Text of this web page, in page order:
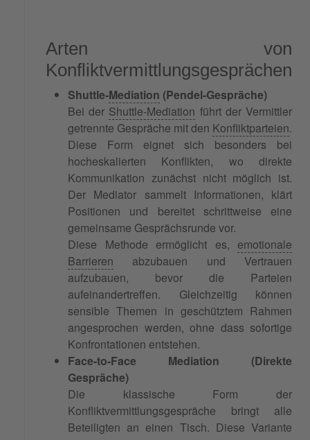
Arten von
Konfliktvermittlungsgesprächen
Shuttle-Mediation (Pendel-Gespräche)
Bei der Shuttle-Mediation führt der Vermittler
getrennte Gespräche mit den Konfliktparteien.
Diese Form eignet sich besonders bei
hocheskalierten Konflikten, wo direkte
Kommunikation zunächst nicht möglich ist.
Der Mediator sammelt Informationen, klärt
Positionen und bereitet schrittweise eine
gemeinsame Gesprächsrunde vor.
Diese Methode ermöglicht es, emotionale
Barrieren abzubauen und Vertrauen
aufzubauen, bevor die Parteien
aufeinandertreffen. Gleichzeitig können
sensible Themen in geschütztem Rahmen
angesprochen werden, ohne dass sofortige
Konfrontationen entstehen.
Face-to-Face Mediation (Direkte
Gespräche)
Die klassische Form der
Konfliktvermittlungsgespräche bringt alle
Beteiligten an einen Tisch. Diese Variante